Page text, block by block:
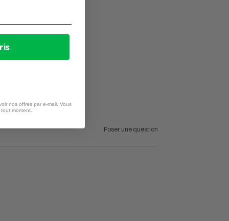
Poser une question
nos offres par e-mail. Vous
moment.